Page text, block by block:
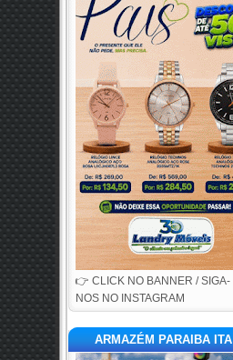
👉 CLICK NO BANNER / SIGA-
NOS NO INSTAGRAM
ARMAZÉM PARAIBA ITA